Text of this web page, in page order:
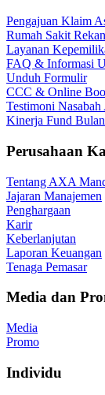
Pengajuan Klaim
Rumah Sakit
Layanan
FAQ & Informasi
Unduh Formulir
CCC & Online
Testimoni
Kinerja Fund
Perusahaan
Tentang AXA
Jajaran Manajemen
Penghargaan
Karir
Keberlanjutan
Laporan Keuangan
Tenaga Pemasar
Media dan
Media
Promo
Individu